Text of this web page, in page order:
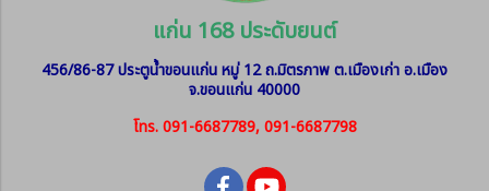
แก่น 168 ประดับยนต์
456/86-87 ประตูน้ำขอนแก่น หมู่ 12ถ.มิตรภาพ ต.เมืองเก่า อ.เมือง
จ.ขอนแก่น 40000
โทร. 091-6687789, 091-6687798